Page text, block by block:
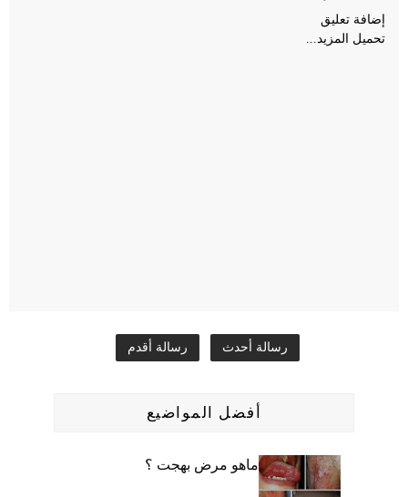
إضافة تعليق
تحميل المزيد...
رسالة أحدث رسالة أقدم
أفضل المواضيع
ماهو مرض بهجت ؟